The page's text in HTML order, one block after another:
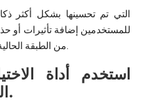
من الطبقة الحالية دون الحاجة إلى إنشاء طبقة احتياطية.
المنطقة المختارة بسرعة.